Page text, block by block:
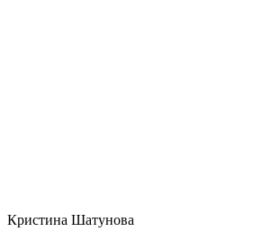
Кристина Шатунова